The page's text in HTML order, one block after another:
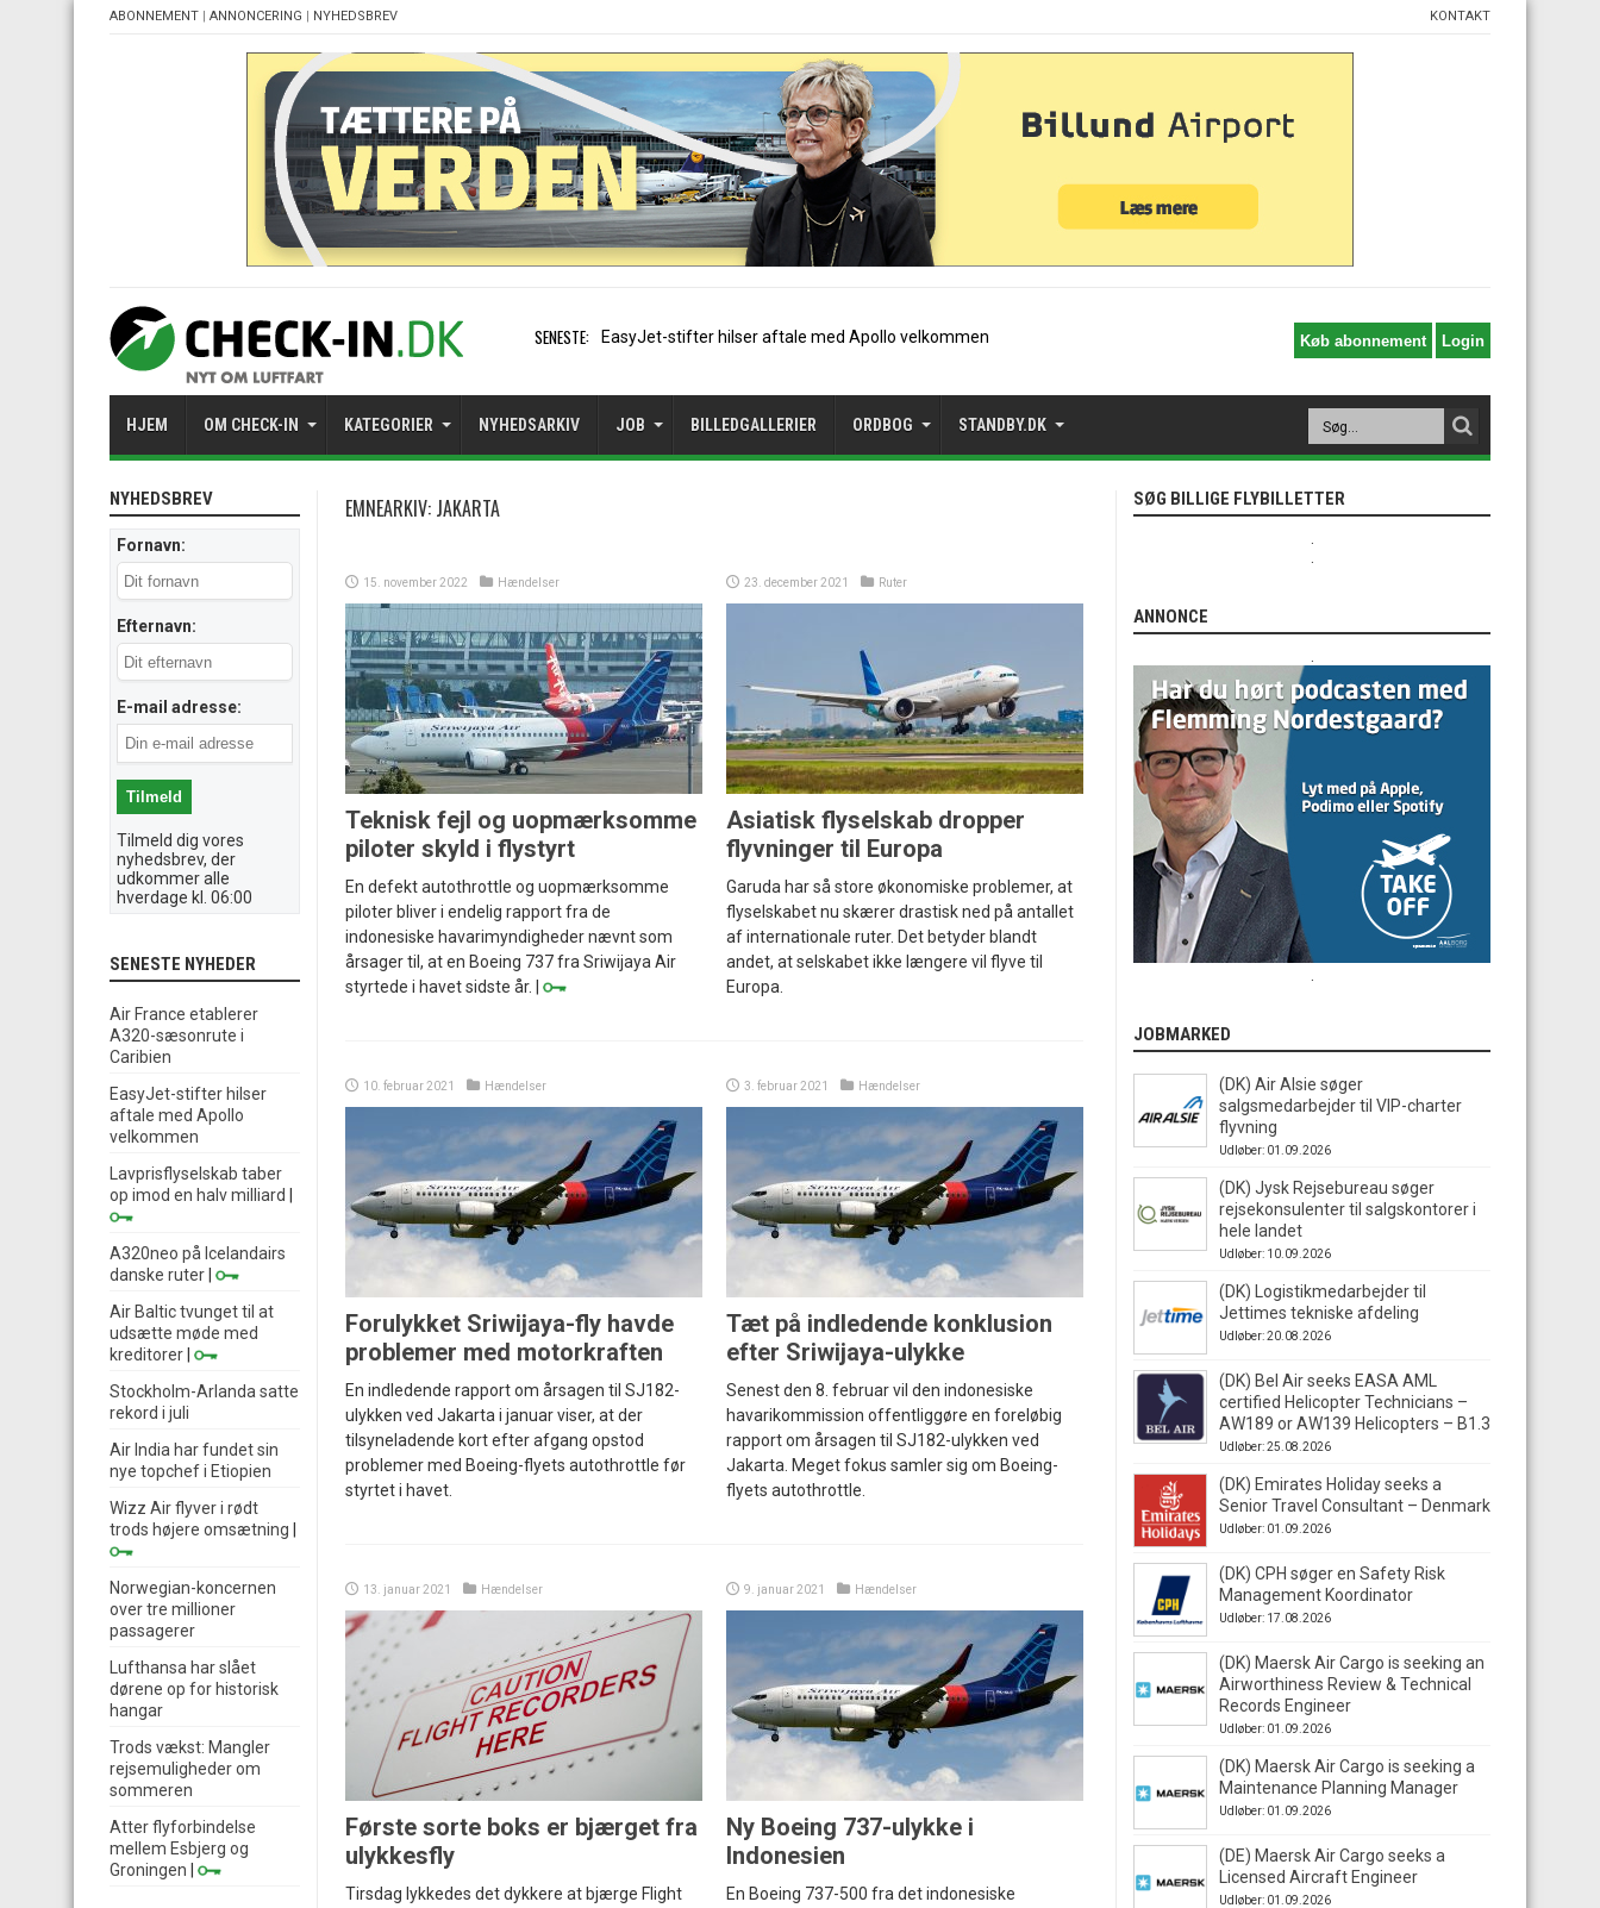
ABONNEMENT | ANNONCERING | NYHEDSBREV KONTAKT
SENESTE: Air France etablerer A320-
HJEM OM CHECK-IN KATEGORIER NYHEDSARKIV JOB BILLEDGALLERIER ORDBOG STANDBY.DK
EMNEARKIV: JAKARTA
15. november 2022 Hændelser
Teknisk fejl og uopmærksomme
piloter skyld i flystyrt
En defekt autothrottle og uopmærksomme
piloter bliver i endelig rapport fra de
indonesiske havarimyndigheder nævnt som
årsager til, at en Boeing 737 fra Sriwijaya Air
styrtede i havet sidste år. |
23. december 2021 Ruter
Asiatisk flyselskab dropper
flyvninger til Europa
Garuda har så store økonomiske problemer, at
flyselskabet nu skærer drastisk ned på antallet
af internationale ruter. Det betyder blandt
andet, at selskabet ikke længere vil flyve til
Europa.
10. februar 2021 Hændelser
Forulykket Sriwijaya-fly havde
problemer med motorkraften
En indledende rapport om årsagen til SJ182-
ulykken ved Jakarta i januar viser, at der
tilsyneladende kort efter afgang opstod
problemer med Boeing-flyets autothrottle før
styrtet i havet.
3. februar 2021 Hændelser
Tæt på indledende konklusion
efter Sriwijaya-ulykke
Senest den 8. februar vil den indonesiske
havarikommission offentliggøre en foreløbig
rapport om årsagen til SJ182-ulykken ved
Jakarta. Meget fokus samler sig om Boeing-
flyets autothrottle.
13. januar 2021 Hændelser
Første sorte boks er bjærget fra
ulykkesfly
Tirsdag lykkedes det dykkere at bjærge Flight
9. januar 2021 Hændelser
Ny Boeing 737-ulykke i
Indonesien
En Boeing 737-500 fra det indonesiske
NYHEDSBREV
Fornavn:
Efternavn:
E-mail adresse:
Tilmeld dig vores
nyhedsbrev, der
udkommer alle
hverdage kl. 06:00
SENESTE NYHEDER
Air France etablerer
A320-sæsonrute i
Caribien
EasyJet-stifter hilser
aftale med Apollo
velkommen
Lavprisflyselskab taber
op imod en halv milliard
A320neo på Icelandairs
danske ruter
Air Baltic tvunget til at
udsætte møde med
kreditorer
Stockholm-Arlanda satte
rekord i juli
Air India har fundet sin
nye topchef i Etiopien
Wizz Air flyver i rødt
trods højere omsætning
Norwegian-koncernen
over tre millioner
passagerer
Lufthansa har slået
dørene op for historisk
hangar
Trods vækst: Mangler
rejsemuligheder om
sommeren
Atter flyforbindelse
mellem Esbjerg og
Groningen
SØG BILLIGE FLYBILLETTER
ANNONCE
JOBMARKED
(DK) Air Alsie søger
salgsmedarbejder til VIP-charter
flyvning
Udløber: 01.09.2026
(DK) Jysk Rejsebureau søger
rejsekonsulenter til salgskontorer i
hele landet
Udløber: 10.09.2026
(DK) Logistikmedarbejder til
Jettimes tekniske afdeling
Udløber: 20.08.2026
(DK) Bel Air seeks EASA AML
certified Helicopter Technicians –
AW189 or AW139 Helicopters – B1.3
Udløber: 25.08.2026
(DK) Emirates Holiday seeks a
Senior Travel Consultant – Denmark
Udløber: 01.09.2026
(DK) CPH søger en Safety Risk
Management Koordinator
Udløber: 17.08.2026
(DK) Maersk Air Cargo is seeking an
Airworthiness Review & Technical
Records Engineer
Udløber: 01.09.2026
(DK) Maersk Air Cargo is seeking a
Maintenance Planning Manager
Udløber: 01.09.2026
(DE) Maersk Air Cargo seeks a
Licensed Aircraft Engineer
Udløber: 01.09.2026